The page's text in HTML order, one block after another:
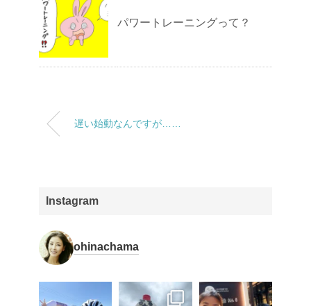
パワートレーニングって？
遅い始動なんですが……
Instagram
ohinachama